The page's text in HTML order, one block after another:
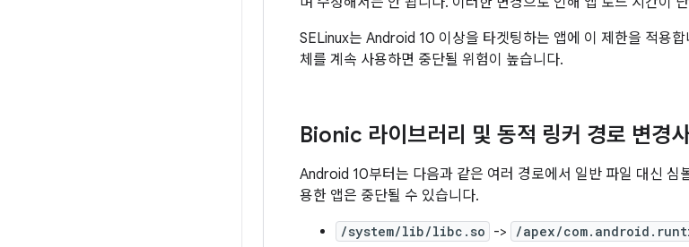
SELinux는 Android 10 이상을 타겟팅하는 앱에 이 제한을 적용
체를 계속 사용하면 중단될 위험이 높습니다.
Bionic 라이브러리 및 동적 링커 경로 변경
Android 10부터는 다음과 같은 여러 경로에서 일반 파일 대신 심
용한 앱은 중단될 수 있습니다.
/system/lib/libc.so ->
/apex/